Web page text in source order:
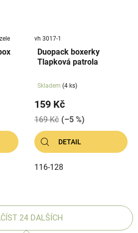
vh 3017-1
Duopack boxerky
Tlapková patrola
Skladem (4 ks)
159 Kč
169 Kč (–5 %)
DETAIL
116-128
24 DALŠÍCH